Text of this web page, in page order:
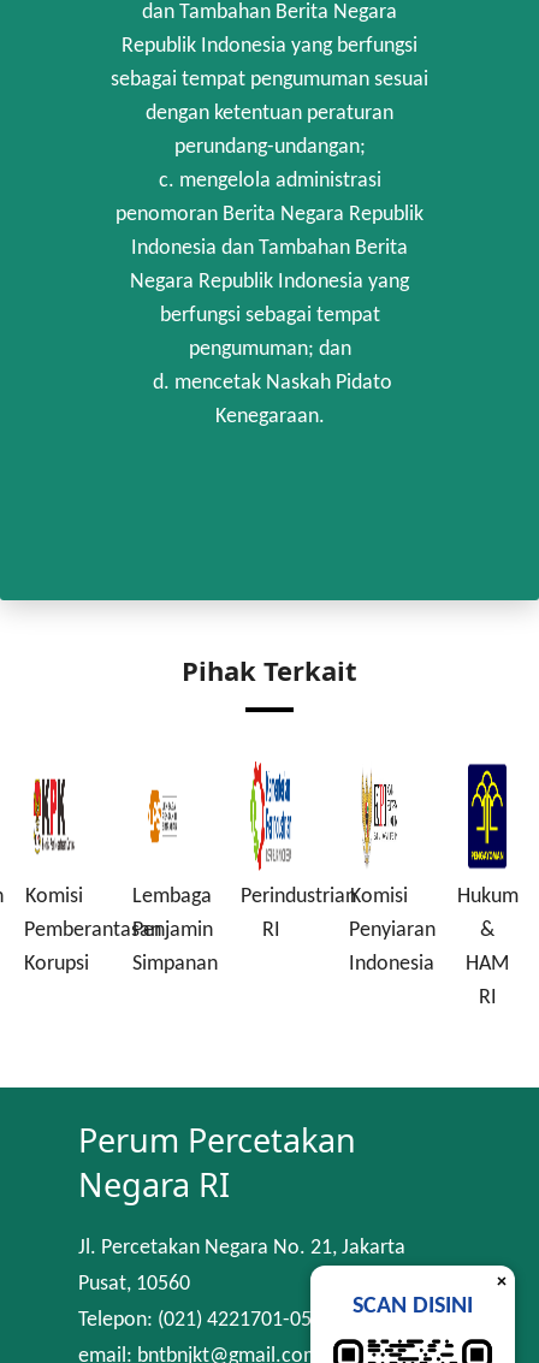
dan Tambahan Berita Negara
Republik Indonesia yang berfungsi
sebagai tempat pengumuman sesuai
dengan ketentuan peraturan
perundang-undangan;
c. mengelola administrasi
penomoran Berita Negara Republik
Indonesia dan Tambahan Berita
Negara Republik Indonesia yang
berfungsi sebagai tempat
pengumuman; dan
d. mencetak Naskah Pidato
Kenegaraan.
Pihak Terkait
Komisi
Pemberantasan
Korupsi
Lembaga
Penjamin
Simpanan
Perindustrian
RI
Komisi
Penyiaran
Indonesia
Hukum
&
HAM
RI
Perum Percetakan
Negara RI
Jl. Percetakan Negara No. 21, Jakarta
Pusat, 10560
Telepon: (021) 4221701-05
email: bntbnjkt@gmail.com
×
SCAN DISINI